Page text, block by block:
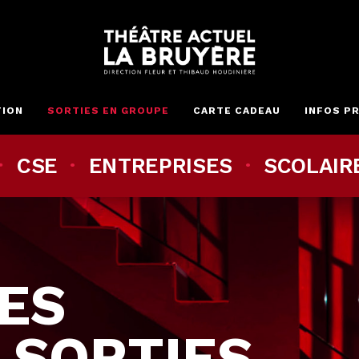
SORTIES EN GROUPE CARTE CADEAU INFOS
·SCOLAIRES·COLLECTIVITÉS